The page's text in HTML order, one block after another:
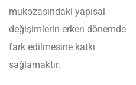
mukozasındaki yapısal
değişimlerin erken dönemde
fark edilmesine katkı
sağlamaktır.